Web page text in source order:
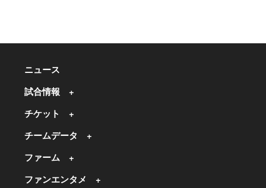
ニュース
試合情報
チケット
チームデータ
ファーム
ファンエンタメ